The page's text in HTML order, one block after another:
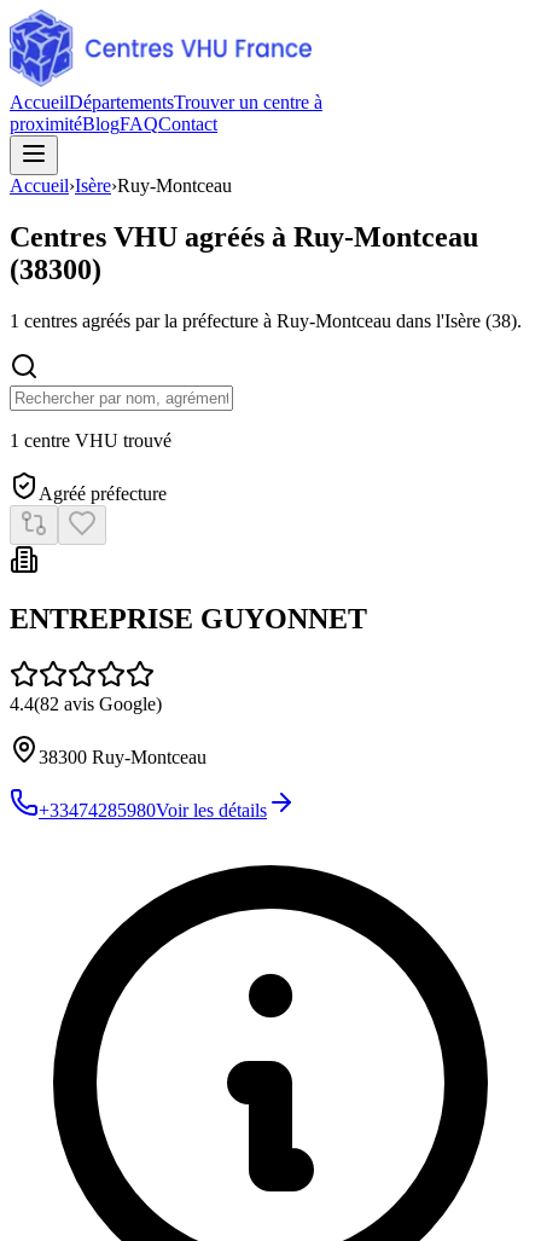
AccueilDépartementsTrouver un centre à
proximitéBlogFAQContact
Accueil›Isère›Ruy-Montceau
Centres VHU agréés à Ruy-Montceau
(38300)
1 centres agréés par la préfecture à Ruy-Montceau dans l'Isère (38).
1 centre VHU trouvé
Agréé préfecture
ENTREPRISE GUYONNET
4.4(82 avis Google)
38300 Ruy-Montceau
+33474285980Voir les détails